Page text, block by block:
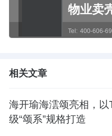
设施、社区助残服务
施、社区管理用房等
例，至少有9万㎡的办
能健康、智能终端等产
物业卖
Tel: 400-606-
相关文章
海开瑜海澐颂亮相，以
级“颂系”规格打造